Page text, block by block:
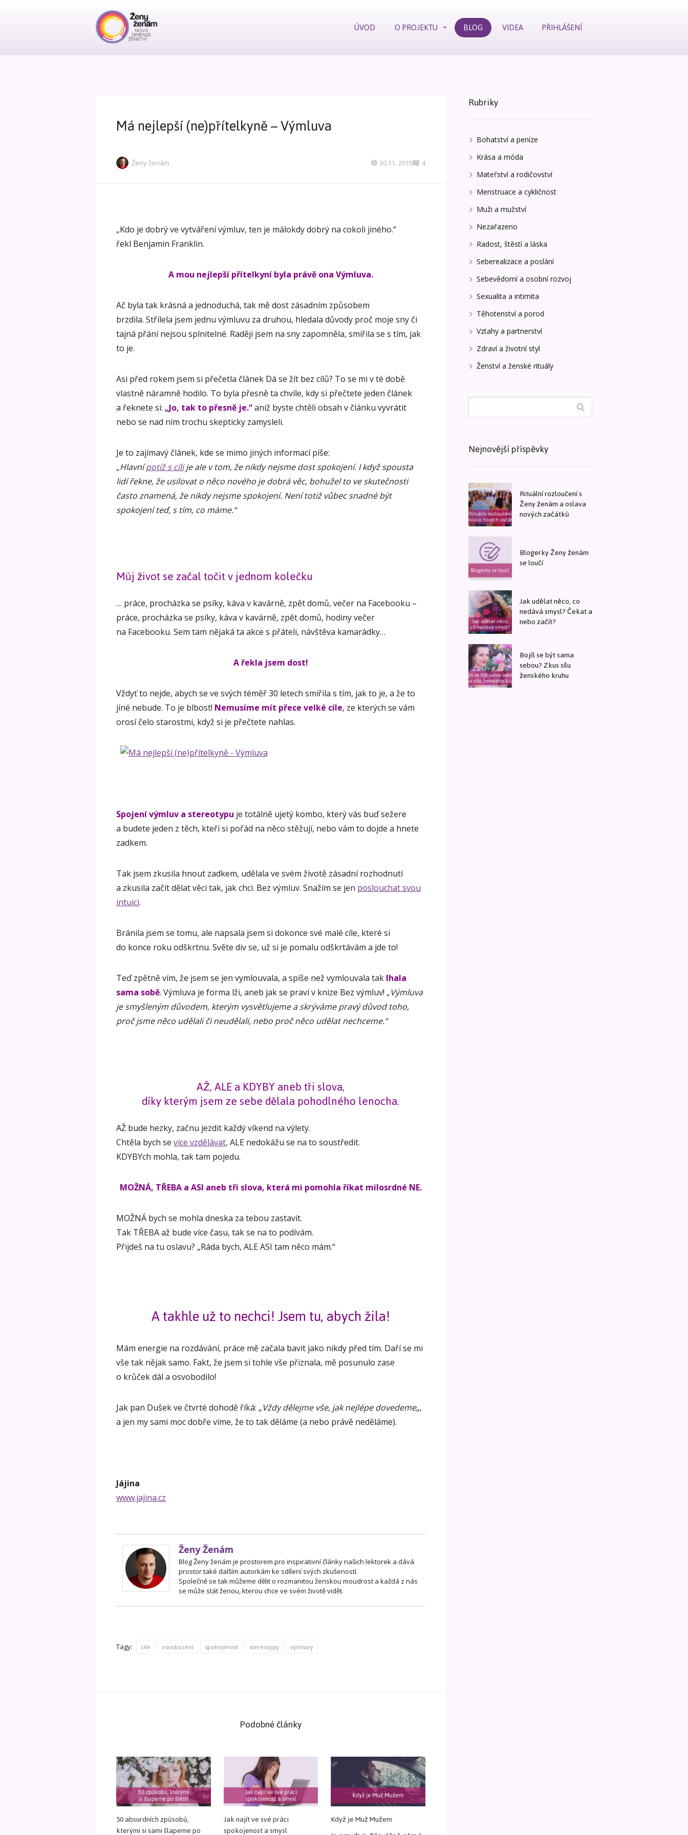
ÚVOD O PROJEKTU BLOG VIDEA PŘIHLÁŠENÍ
Má nejlepší (ne)přítelkyně – Výmluva
Ženy ženám 30.11. 2015 4
„Kdo je dobrý ve vytváření výmluv, ten je málokdy dobrý na cokoli jiného.“
řekl Benjamin Franklin.
A mou nejlepší přítelkyní byla právě ona Výmluva.
Ač byla tak krásná a jednoduchá, tak mě dost zásadním způsobem
brzdila. Střílela jsem jednu výmluvu za druhou, hledala důvody proč moje sny či
tajná přání nejsou splnitelné. Raději jsem na sny zapomněla, smířila se s tím, jak
to je.
Asi před rokem jsem si přečetla článek Dá se žít bez cílů? To se mi v té době
vlastně náramně hodilo. To byla přesně ta chvíle, kdy si přečtete jeden článek
a řeknete si: „Jo, tak to přesně je.“aniž byste chtěli obsah v článku vyvrátit
nebo se nad ním trochu skepticky zamysleli.
Je to zajímavý článek, kde se mimo jiných informací píše:
„Hlavnípotíž s cílije ale v tom, že nikdy nejsme dost spokojení. I když spousta
lidí řekne, že usilovat o něco nového je dobrá věc, bohužel to ve skutečnosti
často znamená, že nikdy nejsme spokojení. Není totiž vůbec snadné být
spokojení teď, s tím, co máme.“
Můj život se začal točit v jednom kolečku
… práce, procházka se psíky, káva v kavárně, zpět domů, večer na Facebooku –
práce, procházka se psíky, káva v kavárně, zpět domů, hodiny večer
na Facebooku. Sem tam nějaká ta akce s přáteli, návštěva kamarádky…
A řekla jsem dost!
Vždyť to nejde, abych se ve svých téměř 30 letech smířila s tím, jak to je, a že to
jiné nebude. To je blbost! Nemusíme mít přece velké cíle, ze kterých se vám
orosí čelo starostmi, když si je přečtete nahlas.
Spojení výmluv a stereotypu je totálně ujetý kombo, který vás buď sežere
a budete jeden z těch, kteří si pořád na něco stěžují, nebo vám to dojde a hnete
zadkem.
Tak jsem zkusila hnout zadkem, udělala ve svém životě zásadní rozhodnutí
a zkusila začít dělat věci tak, jak chci. Bez výmluv. Snažím se jen poslouchat svou
intuici.
Bránila jsem se tomu, ale napsala jsem si dokonce své malé cíle, které si
do konce roku odškrtnu. Světe div se, už si je pomalu odškrtávám a jde to!
Teď zpětně vím, že jsem se jen vymlouvala, a spíše než vymlouvala tak lhala
sama sobě. Výmluva je forma lži, aneb jak se praví v knize Bez výmluv! „Výmluva
je smyšleným důvodem, kterým vysvětlujeme a skrýváme pravý důvod toho,
proč jsme něco udělali či neudělali, nebo proč něco udělat nechceme.“
AŽ, ALE a KDYBY aneb tři slova,
díky kterým jsem ze sebe dělala pohodlného lenocha.
AŽ bude hezky, začnu jezdit každý víkend na výlety.
Chtěla bych se více vzdělávat, ALE nedokážu se na to soustředit.
KDYBYch mohla, tak tam pojedu.
MOŽNÁ, TŘEBA a ASI aneb tři slova, která mi pomohla říkat milosrdné NE.
MOŽNÁ bych se mohla dneska za tebou zastavit.
Tak TŘEBA až bude více času, tak se na to podívám.
Přijdeš na tu oslavu? „Ráda bych, ALE ASI tam něco mám.“
A takhle už to nechci! Jsem tu, abych žila!
Mám energie na rozdávání, práce mě začala bavit jako nikdy před tím. Daří se mi
vše tak nějak samo. Fakt, že jsem si tohle vše přiznala, mě posunulo zase
o krůček dál a osvobodilo!
Jak pan Dušek ve čtvrté dohodě říká: „Vždy dělejme vše, jak nejlépe dovedeme„,
a jen my sami moc dobře víme, že to tak děláme (a nebo právě neděláme).
Jájina
www.jajina.cz
Ženy Ženám
Blog Ženy ženám je prostorem pro inspirativní články našich lektorek a dává
prostor také dalším autorkám ke sdílení svých zkušeností.
Společně se tak můžeme dělit o rozmanitou ženskou moudrost a každá z nás
se může stát ženou, kterou chce ve svém životě vidět.
Tagy: cíle osvobození spokojenost stereotypy výmluvy
Podobné články
50 absurdních způsobů,
kterými si sami šlapeme po
Jak najít ve své práci
spokojenost a smysl
Když je Muž Mužem
Rubriky
Bohatství a peníze
Krása a móda
Mateřství a rodičovství
Menstruace a cykličnost
Muži a mužství
Nezařazeno
Radost, štěstí a láska
Seberealizace a poslání
Sebevědomí a osobní rozvoj
Sexualita a intimita
Těhotenství a porod
Vztahy a partnerství
Zdraví a životní styl
Ženství a ženské rituály
Nejnovější příspěvky
Rituální rozloučení s
Ženy ženám a oslava
nových začátků
Blogerky Ženy ženám
se loučí
Jak udělat něco, co
nedává smysl? Čekat a
nebo začít?
Bojíš se být sama
sebou? Zkus sílu
ženského kruhu